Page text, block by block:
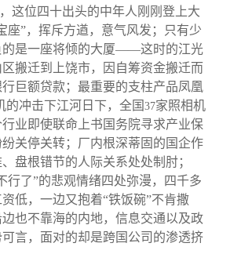
这位四十出头的中年人刚刚登上大
座”，挥斥方遒，意气风发；只有少
的是一座将倾的大厦——这时的江光
搬迁到上饶市，因自筹资金搬迁而
巨额贷款；最重要的支柱产品凤凰
的冲击下江河日下，全国 37家照相机
业即使联命上书国务院寻求产业保
关停关转；厂内根深蒂固的国企作
盘根错节的人际关系处处制肘；
行了”的悲观情绪四处弥漫，四千多
低，一边又抱着“铁饭碗”不肯撒
也不靠海的内地，信息交通以及政
言，面对的却是跨国公司的渗透挤